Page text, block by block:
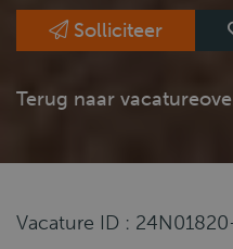
Solliciteer
Terug naar
Vacature ID :